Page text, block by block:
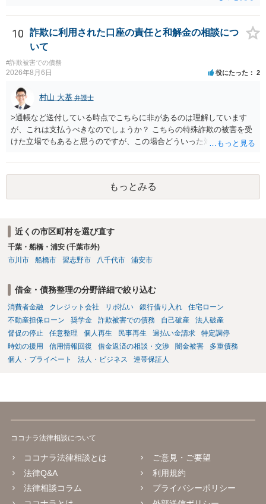
早ければ早いほどいいのは間違いありません。 ご健闘をお祈りいたし
ます。
10
詐欺に利用された口座の責任と和解金の相談につ
いて
#詐欺被害での債務
2026年8月6日 役にたった 2
村山 大基 弁護士
>通帳など送付している時点でこちらに非があるのは理解しています
が、これは支払うべきなのでしょうか？ こちらの特殊詐欺の被害を受
けた立場でもあると思うのですが、この場合どういった対処が必要で
がいいとは思います。 そもそも、特殊詐欺関係なく旦那さんの行為
は法に触れる可能性もあります。 ＞100万を支払わず穏便に和解する
ことは可能でしょうか？ →一般的には難しいです。相談者さんも１０
０万円の被害を受けたとして、１円も払わないで和解したいと言われ
はありますか？ そこはあり得ます、ただ、弁護士費用かけるならその
分賠償に回すことも考えられるので、 兼ね合いは考えてみましょう。
もっとみる
近くの市区町村を選び直す
千葉・船橋・浦安 (千葉市外)
市川市
船橋市 習志野市 八千代市 浦安市
借金・債務整理の分野詳細で絞り込む
消費者金融 クレジット会社 リボ払い 銀行借り入れ
住宅ローン
不動産担保ローン
奨学金 詐欺被害での債務 自己破産
法人破産
督促の停止
任意整理 個人再生 民事再生 過払い金請求
特定調停
時効の援用
信用情報回復 借金返済の相談・交渉 闇金被害
多重債務
個人・プライベート
法人・ビジネス 連帯保証人
ココナラ法律相談について
ココナラ法律相談とは
法律Q&A
法律相談コラム
ご意見・ご要望
利用規約
プライバシーポリシー